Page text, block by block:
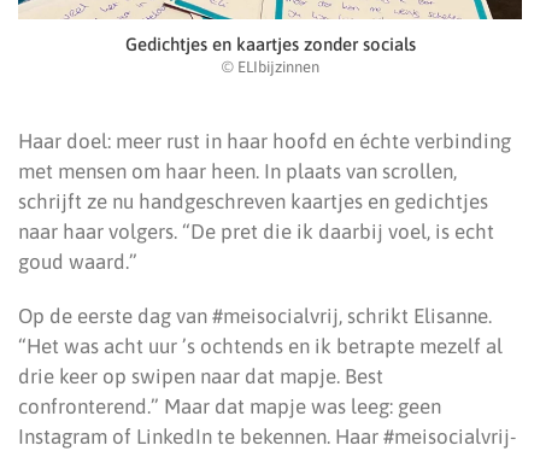
Gedichtjes en kaartjes zonder socials
© ELIbijzinnen
Haar doel: meer rust in haar hoofd en échte verbinding
met mensen om haar heen. In plaats van scrollen,
schrijft ze nu handgeschreven kaartjes en gedichtjes
naar haar volgers. “De pret die ik daarbij voel, is echt
goud waard.”
Op de eerste dag van #meisocialvrij, schrikt Elisanne.
“Het was acht uur ’s ochtends en ik betrapte mezelf al
drie keer op swipen naar dat mapje. Best
confronterend.” Maar dat mapje was leeg: geen
Instagram of LinkedIn te bekennen. Haar #meisocialvrij-